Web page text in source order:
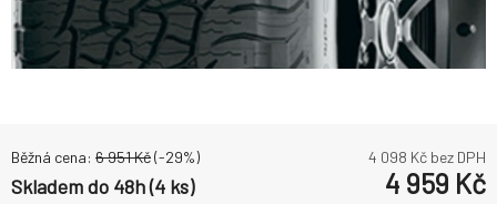
Běžná cena: 6 951Kč(-29%) 4 098 Kč bez DPH
Skladem do 48h (4 ks) 4 959 Kč